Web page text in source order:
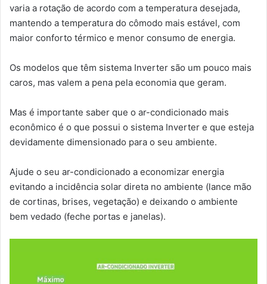
varia a rotação de acordo com a temperatura desejada,
mantendo a temperatura do cômodo mais estável, com
maior conforto térmico e menor consumo de energia.
Os modelos que têm sistema Inverter são um pouco mais
caros, mas valem a pena pela economia que geram.
Mas é importante saber que o ar-condicionado mais
econômico é o que possui o sistema Inverter e que esteja
devidamente dimensionado para o seu ambiente.
Ajude o seu ar-condicionado a economizar energia
evitando a incidência solar direta no ambiente (lance mão
de cortinas, brises, vegetação) e deixando o ambiente
bem vedado (feche portas e janelas).